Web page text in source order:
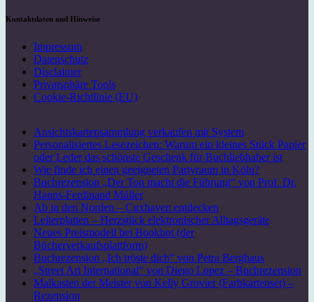
Kontaktdaten und Hinweise
Impressum
Datenschutz
Disclaimer
Privatsphäre Tools
Cookie-Richtlinie (EU)
Ansichtskartensammlung verkaufen mit System
Personalisiertes Lesezeichen: Warum ein kleines Stück Papier
oder Leder das schönste Geschenk für Buchliebhaber ist
Wie finde ich einen geeigneten Partyraum in Köln?
Buchrezension „Der Ton macht die Führung“ von Prof. Dr.
Hanns-Ferdinand Müller
Ab in den Norden – Cuxhaven entdecken
Leiterplatten – Herzstück elektronischer Alltagsgeräte
Neues Preismodell bei Bookbot (der
Bücherverkaufsplattform)
Buchrezension „Ich tröste dich“ von Petra Berghaus
„Street Art International“ von Diego Lopez – Buchrezension
Malkasten der Meister von Kelly Grovier (Farbkartenset) –
Rezension